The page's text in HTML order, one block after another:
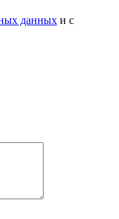
данных и с